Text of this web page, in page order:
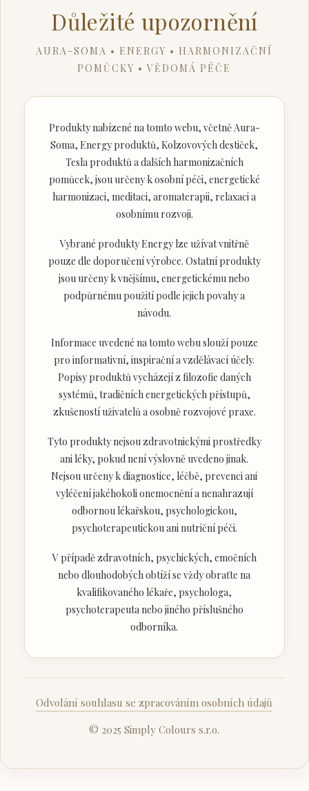
Důležité upozornění
AURA-SOMA • ENERGY • HARMONIZAČNÍ
POMŮCKY • VĚDOMÁ PÉČE
Produkty nabízené na tomto webu, včetně Aura-
Soma, Energy produktů, Kolzovových destiček,
Tesla produktů a dalších harmonizačních
pomůcek, jsou určeny k osobní péči, energetické
harmonizaci, meditaci, aromaterapii, relaxaci a
osobnímu rozvoji.
Vybrané produkty Energy lze užívat vnitřně
pouze dle doporučení výrobce. Ostatní produkty
jsou určeny k vnějšímu, energetickému nebo
podpůrnému použití podle jejich povahy a
návodu.
Informace uvedené na tomto webu slouží pouze
pro informativní, inspirační a vzdělávací účely.
Popisy produktů vycházejí z filozofie daných
systémů, tradičních energetických přístupů,
zkušeností uživatelů a osobně rozvojové praxe.
Tyto produkty nejsou zdravotnickými prostředky
ani léky, pokud není výslovně uvedeno jinak.
Nejsou určeny k diagnostice, léčbě, prevenci ani
vyléčení jakéhokoli onemocnění a nenahrazují
odbornou lékařskou, psychologickou,
psychoterapeutickou ani nutriční péči.
V případě zdravotních, psychických, emočních
nebo dlouhodobých obtíží se vždy obraťte na
kvalifikovaného lékaře, psychologa,
psychoterapeuta nebo jiného příslušného
odborníka.
Odvolání souhlasu se zpracováním osobních údajů
© 2025 Simply Colours s.r.o.